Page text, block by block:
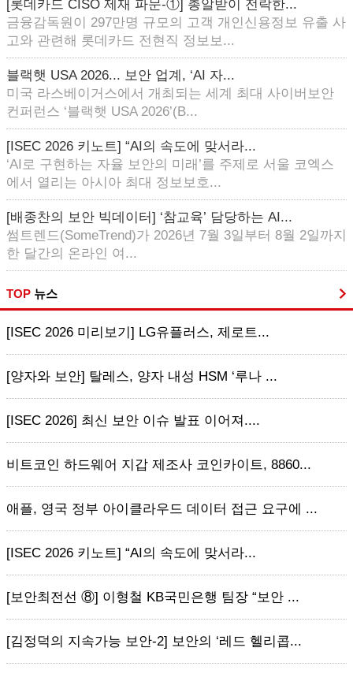
[롯데카드 CISO 제재 파문-①] 총알받이 전락한...
금융감독원이 297만명 규모의 고객 개인신용정보 유출 사
고와 관련해 롯데카드 전현직 정보보...
블랙햇 USA 2026... 보안 업계, ‘AI 자...
미국 라스베이거스에서 개최되는 세계 최대 사이버보안
컨퍼런스 ‘블랙햇 USA 2026’(B...
[ISEC 2026 키노트] “AI의 속도에 맞서라...
‘AI로 구현하는 자율 보안의 미래’를 주제로 서울 코엑스
에서 열리는 아시아 최대 정보보호...
[배종찬의 보안 빅데이터] ‘참교육’ 담당하는 AI...
썸트렌드(SomeTrend)가 2026년 7월 3일부터 8월 2일까지
한 달간의 온라인 여...
TOP 뉴스
[ISEC 2026 미리보기] LG유플러스, 제로트...
[양자와 보안] 탈레스, 양자 내성 HSM ‘루나 ...
[ISEC 2026] 최신 보안 이슈 발표 이어져....
비트코인 하드웨어 지갑 제조사 코인카이트, 8860...
애플, 영국 정부 아이클라우드 데이터 접근 요구에 ...
[ISEC 2026 키노트] “AI의 속도에 맞서라...
[보안최전선 ⑧] 이형철 KB국민은행 팀장 “보안 ...
[김정덕의 지속가능 보안-2] 보안의 ‘레드 헬리콥...